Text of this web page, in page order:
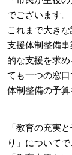
でございます。
これまで大き
支援体制整備
的な支援を求
ても一つの窓口
体制整備の予算
「教育の充実
り」についてで